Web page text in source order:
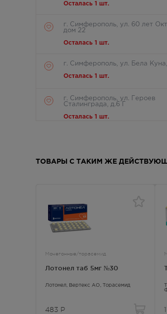
Осталась 1 шт.
г. Симферополь, ул. 60 лет
дом 22
Осталась 1 шт.
г. Симферополь, ул. Бела
Осталась 1 шт.
г. Симферополь, ул. Героев
Сталинграда, д.6 Г
Осталась 1 шт.
г. Симферополь, ул. Киевская/
Мокроусова, д. 40/23
г. Симферополь,Проспект
В наличии меньше 3 шт.
ТОВАРЫ С ТАКИМ ЖЕ
Мочегонные/торасемид
Лотонел таб 5мг №30
Лотонел , Вертекс АО, Торасемид
483 Р